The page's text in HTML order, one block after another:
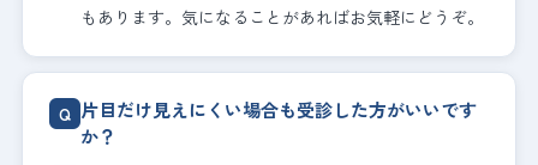
もあります。気になることがあればお気軽にどうぞ。
片目だけ見えにくい場合も受診した方がいいです
か？